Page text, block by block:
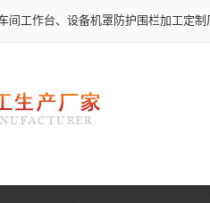
间工作台、设备机罩防护围栏加工定制